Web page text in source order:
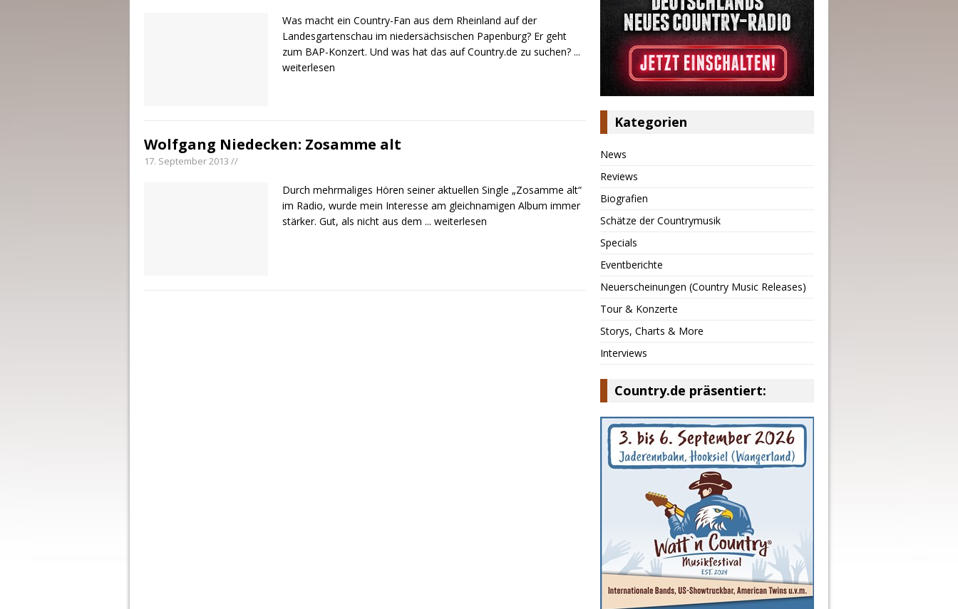
Was macht ein Country-Fan aus dem Rheinland auf der
Landesgartenschau im niedersächsischen Papenburg? Er geht
zum BAP-Konzert. Und was hat das auf Country.de zu suchen? ...
weiterlesen
Wolfgang Niedecken: Zosamme alt
17. September 2013 //
Durch mehrmaliges Hören seiner aktuellen Single „Zosamme alt“
im Radio, wurde mein Interesse am gleichnamigen Album immer
stärker. Gut, als nicht aus dem ... weiterlesen
Kategorien
News
Reviews
Biografien
Schätze der Countrymusik
Specials
Eventberichte
Neuerscheinungen (Country Music Releases)
Tour & Konzerte
Storys, Charts & More
Interviews
Country.de präsentiert: